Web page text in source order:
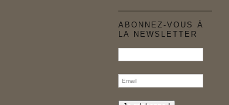
ABONNEZ-VOUS À
LA NEWSLETTER